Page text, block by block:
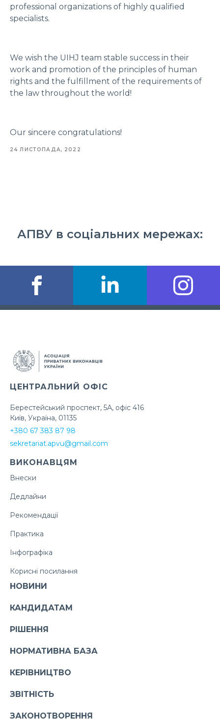
professional organizations of highly qualified
specialists.
We wish the UIHJ team stable success in their
work and promotion of the principles of human
rights and the fulfillment of the requirements of
the law throughout the world!
Our sincere congratulations!
24 ЛИСТОПАДА, 2022
АПВУ в соціальних мережах:
ЦЕНТРАЛЬНИЙ ОФІС
Берестейський проспект, 5А, офіс 416
Київ, Україна, 01135
+380 67 383 87 98
sekretariat.apvu@gmail.com
ВИКОНАВЦЯМ
Внески
Дедлайни
Рекомендації
Практика
Інфографіка
Корисні посилання
НОВИНИ
КАНДИДАТАМ
РІШЕННЯ
НОРМАТИВНА БАЗА
КЕРІВНИЦТВО
ЗВІТНІСТЬ
ЗАКОНОТВОРЕННЯ